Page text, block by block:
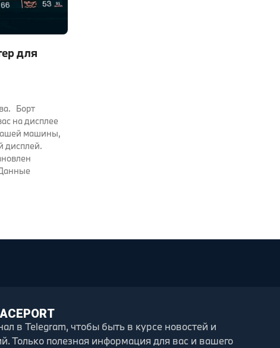
для
Борт
на дисплее
машины,
дисплей.
в Telegram, чтобы быть в курсе новостей и
Только полезная информация для вас и вашего